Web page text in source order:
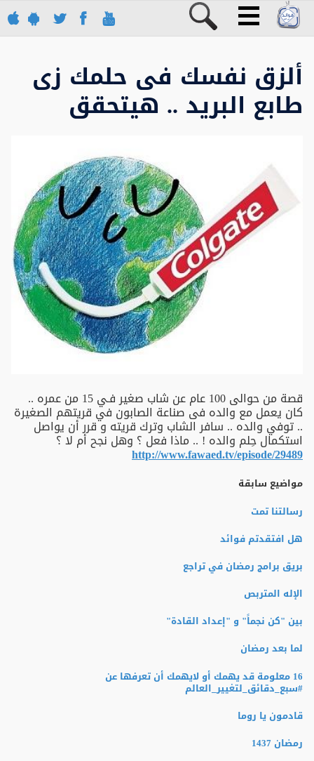
ألزق نفسك فى حلمك زى
طابع البريد .. هيتحقق
قصة من حوالى 100 عام عن شاب صغير فـي 15 من عمره ..
كان يعمل مع والده فى صناعة الصابون في قريتهم الصغيرة
.. توفي والده .. سافر الشاب وترك قريته و قرر أن يواصل
استكمال حِلم والده ! .. ماذا فعل ؟ وهل نجح أم لا ؟
http://www.fawaed.tv/episode/29489
مواضيع سابقة
رسالتنا تمت
هل افتقدتم فوائد
بريق برامج رمضان في تراجع
الإله المتربص
بين "كن نجماً" و "إعداد القادة"
لما بعد رمضان
16 معلومة قد يهمك أو لايهمك أن تعرفها عن
‫#‏سبع_دقائق_لتغيير_العالم‬
قادمون يا روما
رمضان 1437